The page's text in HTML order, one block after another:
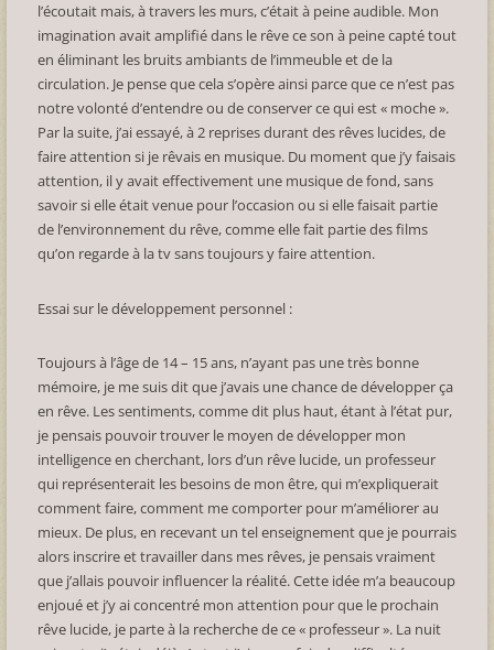
l’écoutait mais, à travers les murs, c’était à peine audible. Mon
imagination avait amplifié dans le rêve ce son à peine capté tout
en éliminant les bruits ambiants de l’immeuble et de la
circulation. Je pense que cela s’opère ainsi parce que ce n’est pas
notre volonté d’entendre ou de conserver ce qui est « moche ».
Par la suite, j’ai essayé, à 2 reprises durant des rêves lucides, de
faire attention si je rêvais en musique. Du moment que j’y faisais
attention, il y avait effectivement une musique de fond, sans
savoir si elle était venue pour l’occasion ou si elle faisait partie
de l’environnement du rêve, comme elle fait partie des films
qu’on regarde à la tv sans toujours y faire attention.
Essai sur le développement personnel :
Toujours à l’âge de 14 – 15 ans, n’ayant pas une très bonne
mémoire, je me suis dit que j’avais une chance de développer ça
en rêve. Les sentiments, comme dit plus haut, étant à l’état pur,
je pensais pouvoir trouver le moyen de développer mon
intelligence en cherchant, lors d’un rêve lucide, un professeur
qui représenterait les besoins de mon être, qui m’expliquerait
comment faire, comment me comporter pour m’améliorer au
mieux. De plus, en recevant un tel enseignement que je pourrais
alors inscrire et travailler dans mes rêves, je pensais vraiment
que j’allais pouvoir influencer la réalité. Cette idée m’a beaucoup
enjoué et j’y ai concentré mon attention pour que le prochain
rêve lucide, je parte à la recherche de ce « professeur ». La nuit